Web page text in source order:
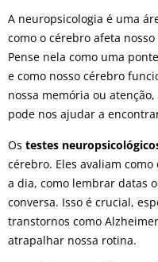
A neuropsicologia é uma
como o cérebro afeta
Pense nela como uma
e como nosso cérebro
nossa memória ou
pode nos ajudar a
Os testes
cérebro. Eles avaliam
a dia, como lembrar datas
conversa. Isso é crucial,
transtornos como
atrapalhar nossa rotina.